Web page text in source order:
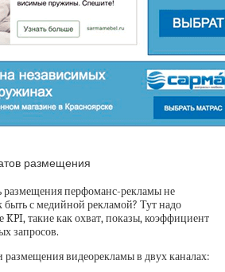
размещения
размещения перфоманс-рекламы не
быть с медийной рекламой? Тут надо
KPI, такие как охват, показы, коэффициент
запросов.
видеорекламы в двух каналах: